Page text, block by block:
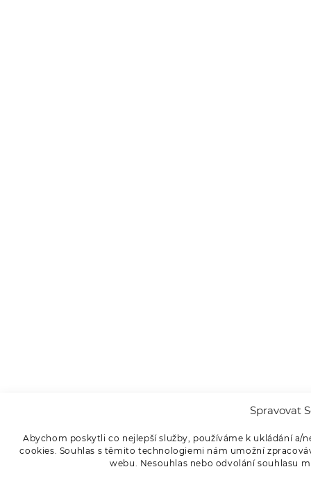
Spravovat
Abychom poskytli co nejlepší služby, používáme k ukládání
cookies. Souhlas s těmito technologiemi nám umožní
webu. Nesouhlas nebo odvolání souhlasu